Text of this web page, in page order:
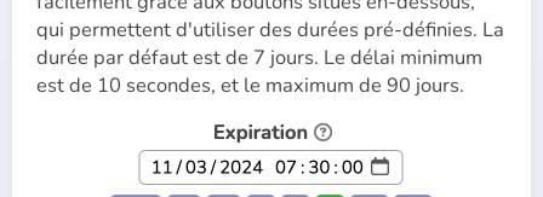
qui permettent d'utiliser des durées pré-définies. La
durée par défaut est de 7 jours. Le délai minimum
est de 10 secondes, et le maximum de 90 jours.